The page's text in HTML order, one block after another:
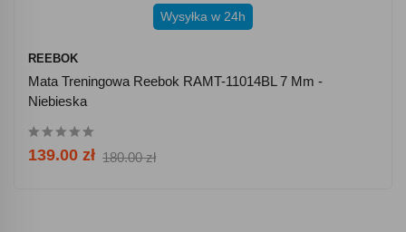
Wysyłka w 24h
REEBOK
Mata Treningowa Reebok RAMT-11014BL 7 Mm -
Niebieska
139.00 zł 180.00 zł